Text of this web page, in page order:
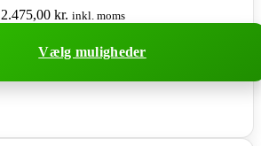
2.475,00 kr. Prisinterval:
til
2.475,00 kr.
inkl. moms
Vælg muligheder